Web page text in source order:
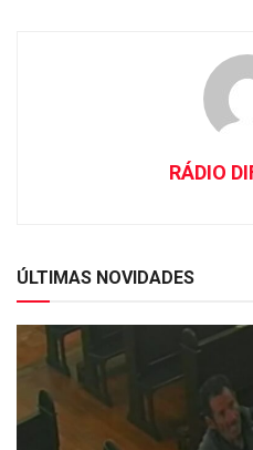
RÁDIO
ÚLTIMAS NOVIDADES